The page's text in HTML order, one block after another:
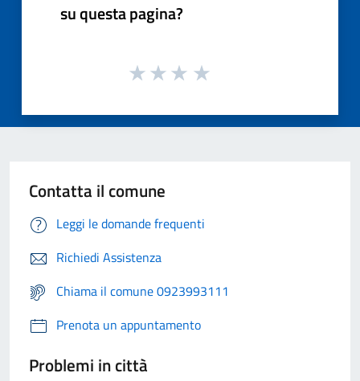
su questa pagina?
Contatta il comune
Leggi le domande frequenti
Richiedi Assistenza
Chiama il comune 0923993111
Prenota un appuntamento
Problemi in città